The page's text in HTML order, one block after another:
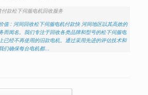
款松下伺服电机回收服务
值 : 河间回收松下伺服电机付款快 河间地区以其高效的
而闻名。我们专注于回收各类品牌和型号的松下伺服电
已经不再使用的旧款电机。通过采用先进的评估技术和
们确保每台电机都…